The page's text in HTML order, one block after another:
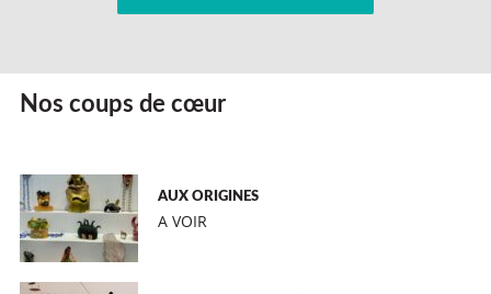
Nos coups de cœur
AUX ORIGINES
A VOIR